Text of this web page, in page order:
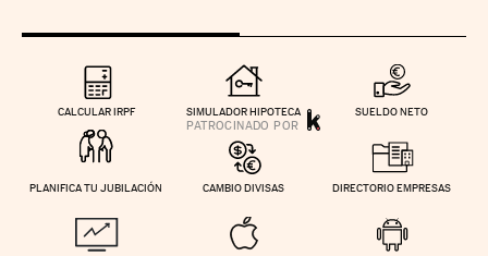
CALCULAR IRPF SIMULADOR HIPOTECA SUELDO NETO
PLANIFICA TU JUBILACIÓN CAMBIO DIVISAS DIRECTORIO EMPRESAS